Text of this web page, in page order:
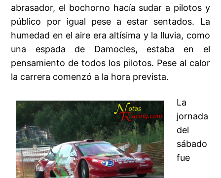
abrasador, el bochorno hacía sudar a pilotos y
público por igual pese a estar sentados. La
humedad en el aire era altísima y la lluvia, como
una espada de Damocles, estaba en el
pensamiento de todos los pilotos. Pese al calor
la carrera comenzó a la hora prevista.
La
jornada
del
sábado
fue